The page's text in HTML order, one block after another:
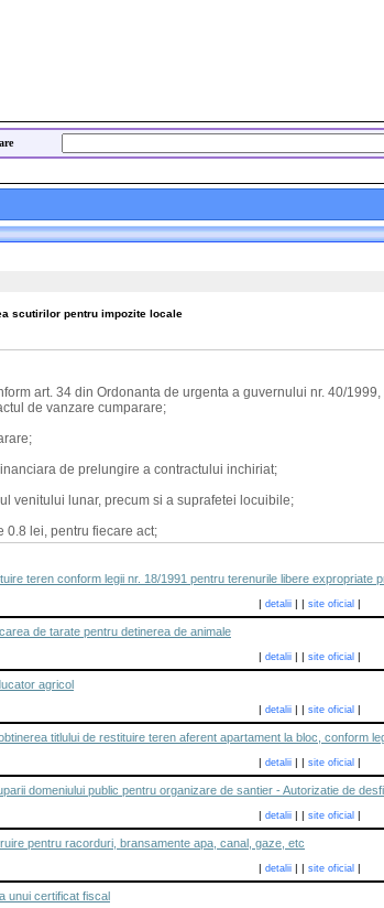
scutirilor pentru impozite locale
art. 34 din Ordonanta de urgenta a guvernului nr. 40/
de vanzare cumparare;
de prelungire a contractului inchiriat;
venitului lunar, precum si a suprafetei locuibile;
0.8 lei, pentru fiecare act;
teren conform legii nr. 18/1991 pentru terenurile libere expropriate
| detalii| | site oficial|
de tarate pentru detinerea de animale
| detalii| | site oficial|
agricol
| detalii| | site oficial|
titlului de restituire teren aferent apartament la bloc, conform
| detalii| | site oficial|
domeniului public pentru organizare de santier - Autorizatie de
| detalii| | site oficial|
pentru racorduri, bransamente apa, canal, gaze, etc
| detalii| | site oficial|
unui certificat fiscal